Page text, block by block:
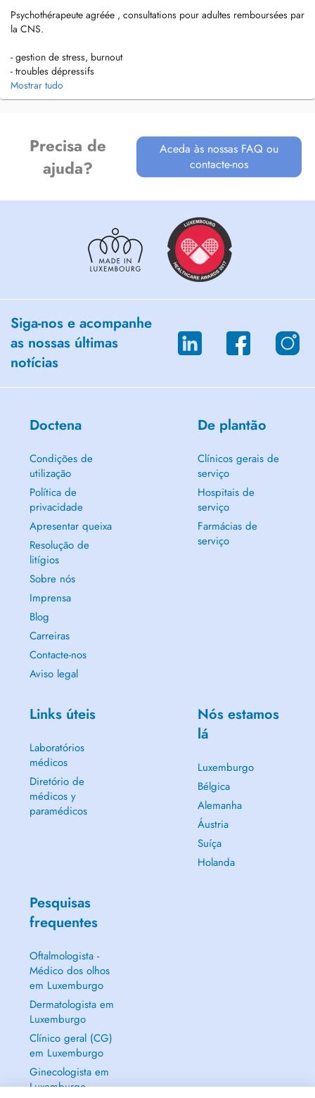
Psychothérapeute agréée , consultations pour adultes remboursées par
la CNS.
- gestion de stress, burnout
- troubles dépressifs
- troubles anxieux , phobies
- accompagement lors de phases difficiles de la vie
- besoin d'évolution personnelle
Vous trouvez les informations sur le remboursement CNS en consultant
medicales/psychotherapie.html
Mostrar tudo
Precisa de
ajuda?
Aceda às nossas FAQ ou
contacte-nos
Siga-nos e acompanhe
as nossas últimas
notícias
Doctena
Condições de
utilização
Política de
privacidade
Apresentar queixa
Resolução de
litígios
Sobre nós
Imprensa
Blog
Carreiras
Contacte-nos
Aviso legal
De plantão
Clínicos gerais de
serviço
Hospitais de
serviço
Farmácias de
serviço
Links úteis
Laboratórios
médicos
Diretório de
médicos y
paramédicos
Nós estamos
lá
Luxemburgo
Bélgica
Alemanha
Áustria
Suíça
Holanda
Pesquisas
frequentes
Oftalmologista -
Médico dos olhos
em Luxemburgo
Dermatologista em
Luxemburgo
Clínico geral (CG)
em Luxemburgo
Ginecologista em
Luxemburgo